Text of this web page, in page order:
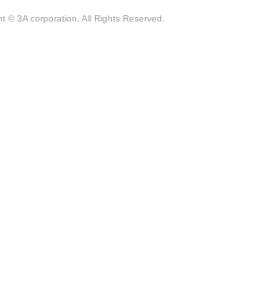
© 3A corporation. All Rights Reserved.